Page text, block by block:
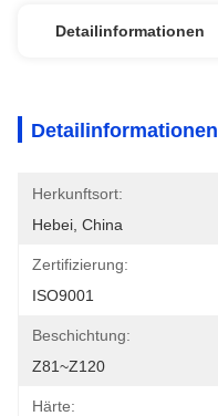
Detailinformationen
Detailinformationen
Herkunftsort:
Hebei, China
Zertifizierung:
ISO9001
Beschichtung:
Z81~Z120
Härte: